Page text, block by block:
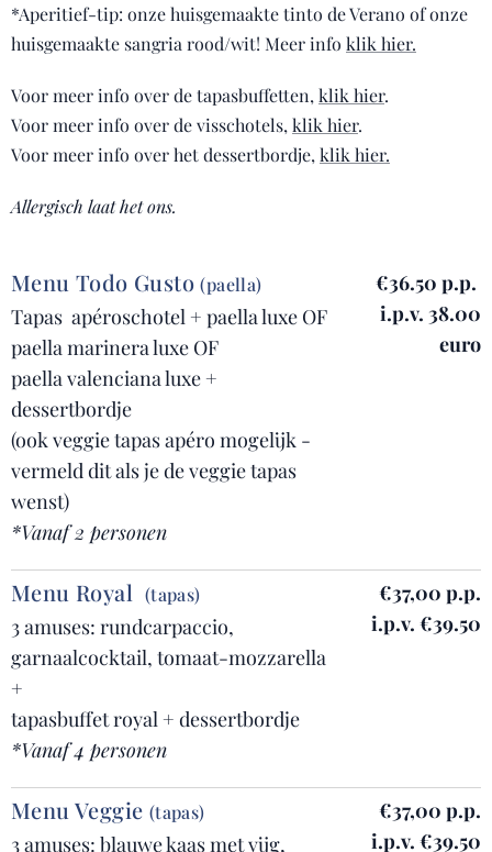
*Aperitief-tip: onze huisgemaakte tinto de Verano of onze
huisgemaakte sangria rood/wit! Meer info klik hier.
Voor meer info over de tapasbuffetten, klik hier.
Voor meer info over de visschotels, klik hier.
Voor meer info over het dessertbordje, klik hier.
Allergisch laat het ons.
Menu Todo Gusto(paella)
Tapas apéroschotel + paella luxe OF
paella marinera luxe OF
paella valenciana luxe +
dessertbordje
(ook veggie tapas apéro mogelijk -
vermeld dit als je de veggie tapas
wenst)
*Vanaf 2 personen
€36.50 p.p.
i.p.v. 38.00
euro
Menu Royal (tapas)
3 amuses: rundcarpaccio,
garnaalcocktail, tomaat-mozzarella
+
tapasbuffet royal + dessertbordje
*Vanaf 4 personen
€37,00 p.p.
i.p.v. €39.50
Menu Veggie (tapas)
3 amuses: blauwe kaas met vijg,
€37,00 p.p.
i.p.v. €39.50